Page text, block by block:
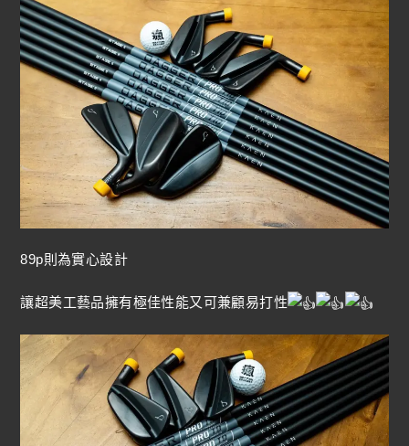
89p則為實心設計
讓超美工藝品擁有極佳性能又可兼顧易打性